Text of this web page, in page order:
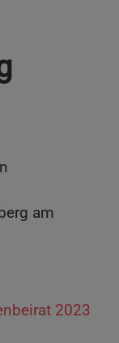
am
2023